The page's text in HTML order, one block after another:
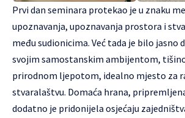
Prvi dan seminara protekao je u znaku
upoznavanja, upoznavanja prostora i
među sudionicima. Već tada je bilo jasno
svojim samostanskim ambijentom,
prirodnom ljepotom, idealno mjesto za
stvaralaštvu. Domaća hrana,
dodatno je pridonijela osjećaju